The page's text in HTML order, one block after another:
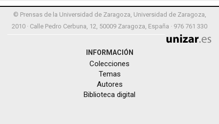
© Prensas de la Universidad de Zaragoza, Universidad de Zaragoza,
2010 · Calle Pedro Cerbuna, 12, 50009 Zaragoza, España · 976 761 330
INFORMACIÓN
Colecciones
Temas
Autores
Biblioteca digital